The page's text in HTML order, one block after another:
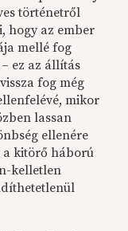
történetről
hogy az ember
mellé fog
ez az állítás
fog még
mikor
lassan
ellenére
a kitörő háború
kelletlen